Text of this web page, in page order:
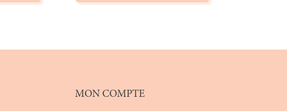
MON COMPTE